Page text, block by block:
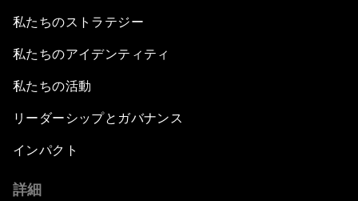
私たちのストラテジー
私たちのアイデンティティ
私たちの活動
リーダーシップとガバナンス
インパクト
詳細